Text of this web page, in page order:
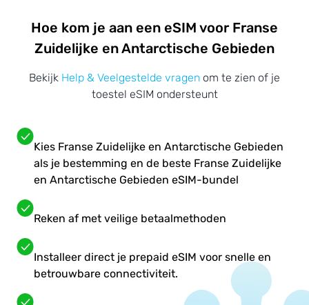
Hoe kom je aan een eSIM voor Franse
Zuidelijke en Antarctische Gebieden
Bekijk Help & Veelgestelde vragen om te zien of je
toestel eSIM ondersteunt
Kies Franse Zuidelijke en Antarctische Gebieden
als je bestemming en de beste Franse Zuidelijke
en Antarctische Gebieden eSIM-bundel
Reken af met veilige betaalmethoden
Installeer direct je prepaid eSIM voor snelle en
betrouwbare connectiviteit.